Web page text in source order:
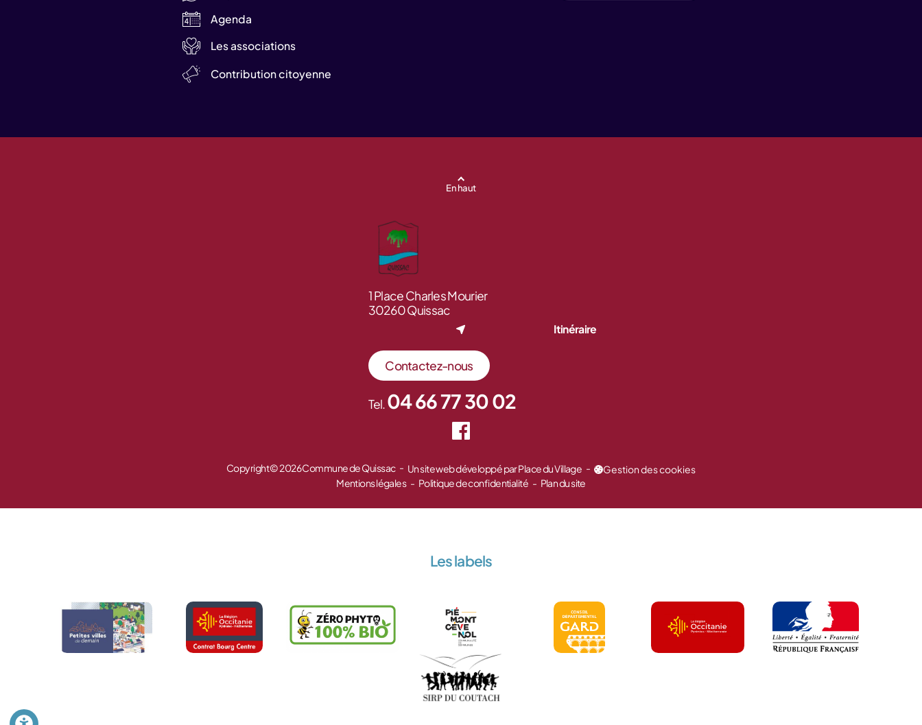
Agenda
Les associations
Contribution citoyenne
En haut
1 Place Charles Mourier
30260 Quissac
Itinéraire
Contactez-nous
Tel.04 66 77 30 02
Copyright © 2026 Commune de Quissac Un site web développé par Place du Village
Gestion des cookies
Mentions légales
Politique de confidentialité Plan du site
Les labels